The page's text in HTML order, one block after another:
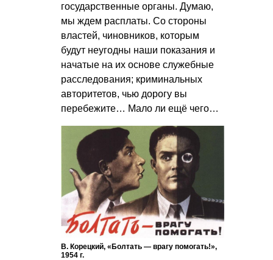
государственные органы. Думаю,
мы ждем расплаты. Со стороны
властей, чиновников, которым
будут неугодны наши показания и
начатые на их основе служебные
расследования; криминальных
авторитетов, чью дорогу вы
перебежите… Мало ли ещё чего…
В. Корецкий, «Болтать — врагу помогать!»,
1954 г.